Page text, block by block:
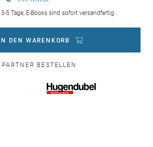
5 Tage, E-Books sind sofort versandfertig
IN DEN WARENKORB
BESTELLEN